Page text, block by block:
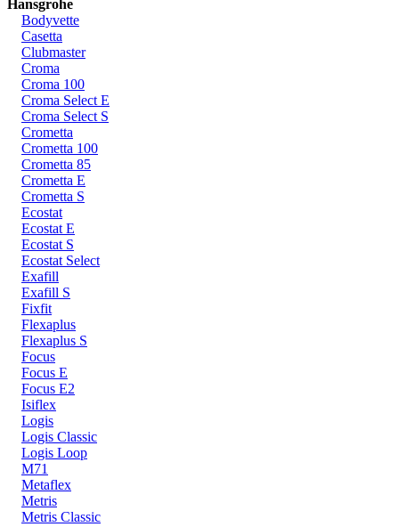
Hansgrohe
Bodyvette
Casetta
Clubmaster
Croma
Croma 100
Croma Select E
Croma Select S
Crometta
Crometta 100
Crometta 85
Crometta E
Crometta S
Ecostat
Ecostat E
Ecostat S
Ecostat Select
Exafill
Exafill S
Fixfit
Flexaplus
Flexaplus S
Focus
Focus E
Focus E2
Isiflex
Logis
Logis Classic
Logis Loop
M71
Metaflex
Metris
Metris Classic